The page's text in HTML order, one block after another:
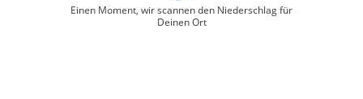
Einen Moment, wir scannen den Niederschlag für
Deinen Ort